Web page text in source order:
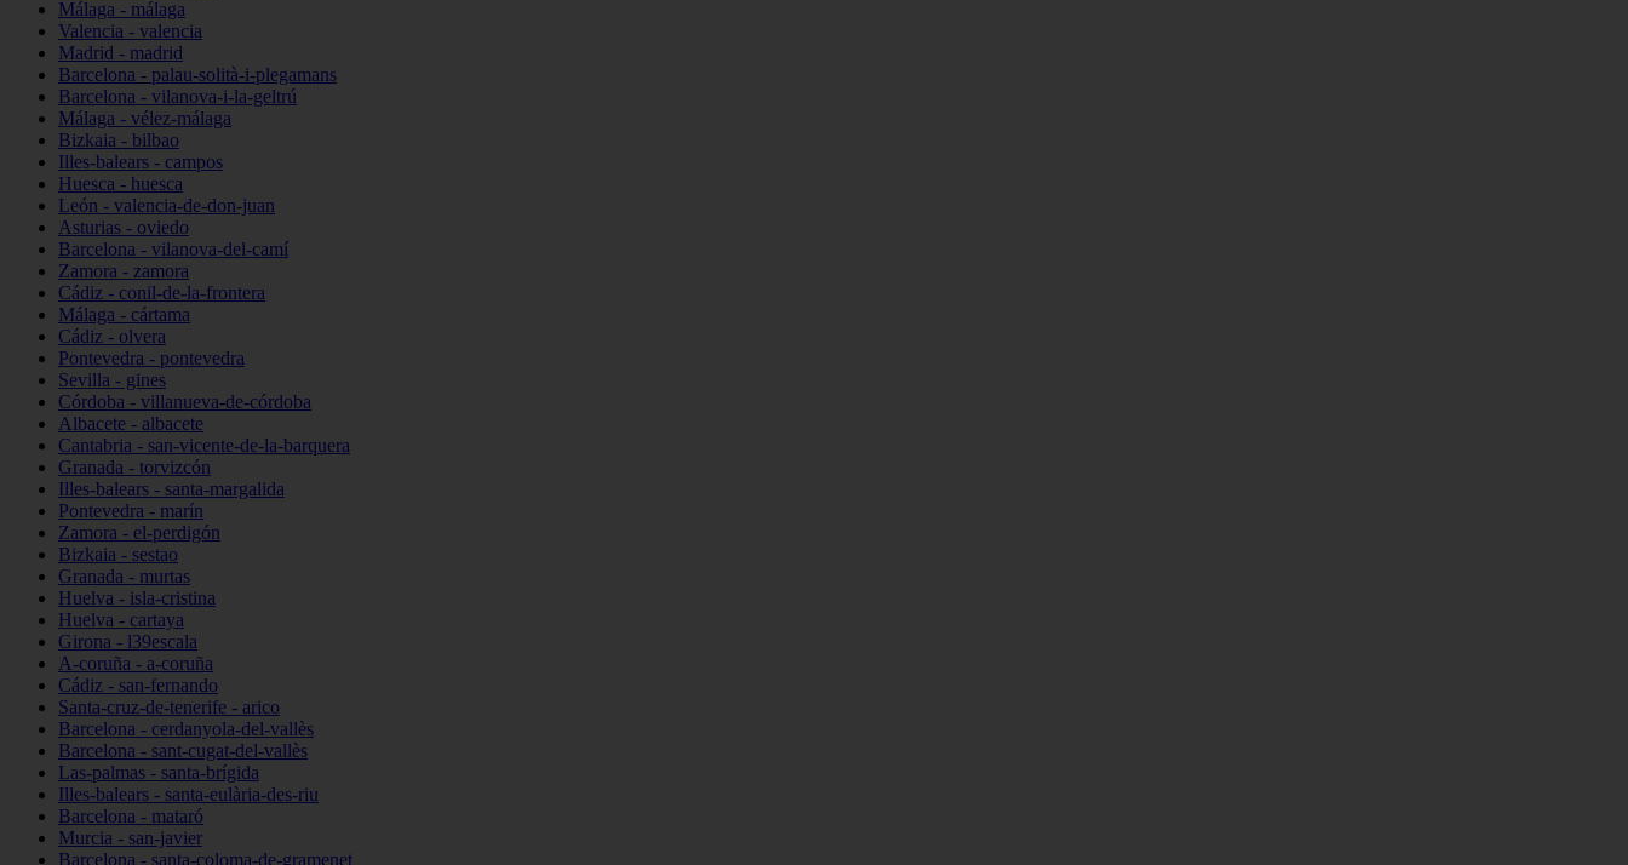
Málaga - málaga
Valencia - valencia
Madrid - madrid
Barcelona - palau-solità-i-plegamans
Barcelona - vilanova-i-la-geltrú
Málaga - vélez-málaga
Bizkaia - bilbao
Illes-balears - campos
Huesca - huesca
León - valencia-de-don-juan
Asturias - oviedo
Barcelona - vilanova-del-camí
Zamora - zamora
Cádiz - conil-de-la-frontera
Málaga - cártama
Cádiz - olvera
Pontevedra - pontevedra
Sevilla - gines
Córdoba - villanueva-de-córdoba
Albacete - albacete
Cantabria - san-vicente-de-la-barquera
Granada - torvizcón
Illes-balears - santa-margalida
Pontevedra - marín
Zamora - el-perdigón
Bizkaia - sestao
Granada - murtas
Huelva - isla-cristina
Huelva - cartaya
Girona - l39escala
A-coruña - a-coruña
Cádiz - san-fernando
Santa-cruz-de-tenerife - arico
Barcelona - cerdanyola-del-vallès
Barcelona - sant-cugat-del-vallès
Las-palmas - santa-brígida
Illes-balears - santa-eulària-des-riu
Barcelona - mataró
Murcia - san-javier
Barcelona - santa-coloma-de-gramenet